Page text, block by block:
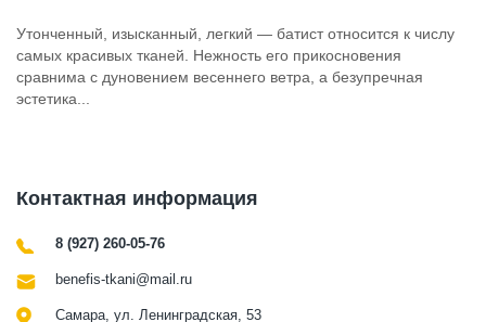
Утонченный, изысканный, легкий — батист относится к числу
самых красивых тканей. Нежность его прикосновения
сравнима с дуновением весеннего ветра, а безупречная
эстетика...
Контактная информация
8 (927) 260-05-76
benefis-tkani@mail.ru
Самара, ул. Ленинградская, 53